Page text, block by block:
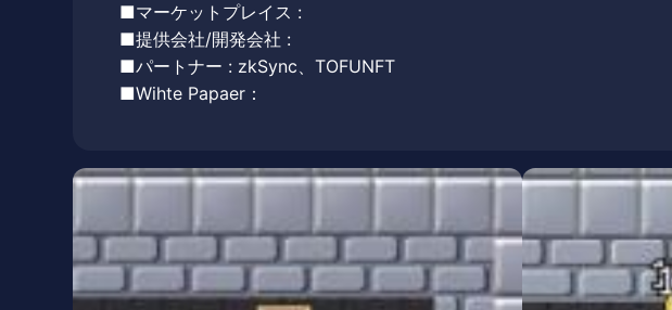
■マーケットプレイス :
■提供会社/開発会社 :
■パートナー : zkSync、TOFUNFT
■Wihte Papaer：